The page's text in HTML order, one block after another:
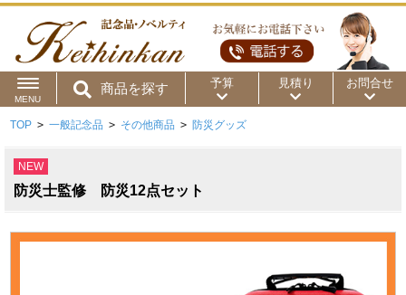
MENU
商品を探す 予算
用途から
商品カテゴリ
～50円 ～100円
～300円
～2,000円 ～5,000円 ～10,000円
～20,000円 ～30,000円
見積り お問合せ
TOP > 一般記念品 > その他商品 > 防災グッズ
NEW
防災士監修 防災12点セット